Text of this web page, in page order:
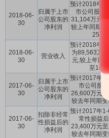
2018-06-
30
归属于上市
公司股东的
净利润
预计2018年1-
市公司股东
31,104万元
较上年同期
2018-06-
30
营业收入
预计2018年1-
为89,563万
元,较上年同
至
2017-06-
30
归属于上市
公司股东的
净利润
预计2017年1-
市公司股东
26,600万元至
较去年同期
2017-06-
30
扣除非经常
性损益后的
净利润
预计2017年
常性损益
23,400万元
较去年同期